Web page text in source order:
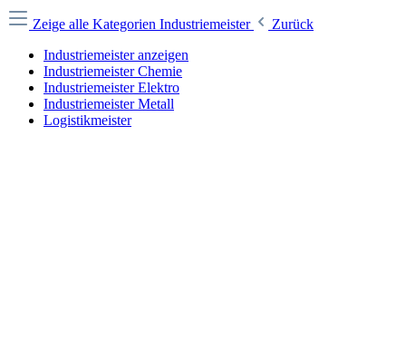
Zeige alle Kategorien Industriemeister
Zurück
Industriemeister anzeigen
Industriemeister Chemie
Industriemeister Elektro
Industriemeister Metall
Logistikmeister